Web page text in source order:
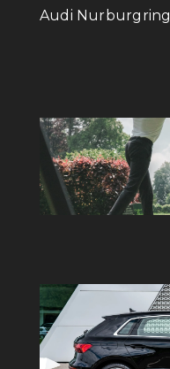
Audi Nurburgring